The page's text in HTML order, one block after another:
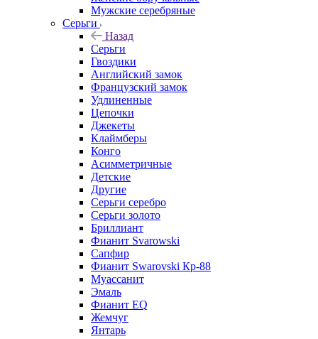
Мужские серебряные
Серьги
Назад
Серьги
Гвоздики
Английский замок
Французский замок
Удлиненные
Цепочки
Джекеты
Клаймберы
Конго
Асимметричные
Детские
Другие
Серьги серебро
Серьги золото
Бриллиант
Фианит Svarowski
Сапфир
Фианит Swarovski Кр-88
Муассанит
Эмаль
Фианит EQ
Жемчуг
Янтарь